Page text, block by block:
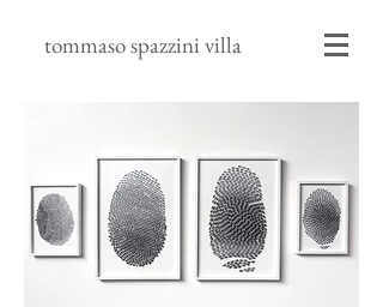
tommaso spazzini villa